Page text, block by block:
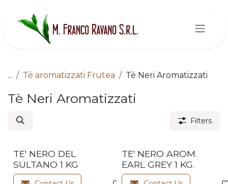
... Tè aromatizzati Frutea Tè Neri Aromatizzati
Tè Neri Aromatizzati
Filters
TE' NERO DEL
SULTANO 1 KG
TE' NERO AROM.
EARL GREY 1 KG.